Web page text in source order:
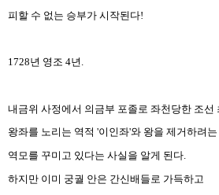
피할 수 없는 승부가 시작된다!
1728년 영조 4년 .
내금위 사정에서 의금부 포졸로 좌천당한 조선
왕좌를 노리는 역적 '이인좌'와 왕을 제거하려는
역모를 꾸미고 있다는 사실을 알게 된다
하지만 이미 궁궐 안은 간신배들로 가득하고